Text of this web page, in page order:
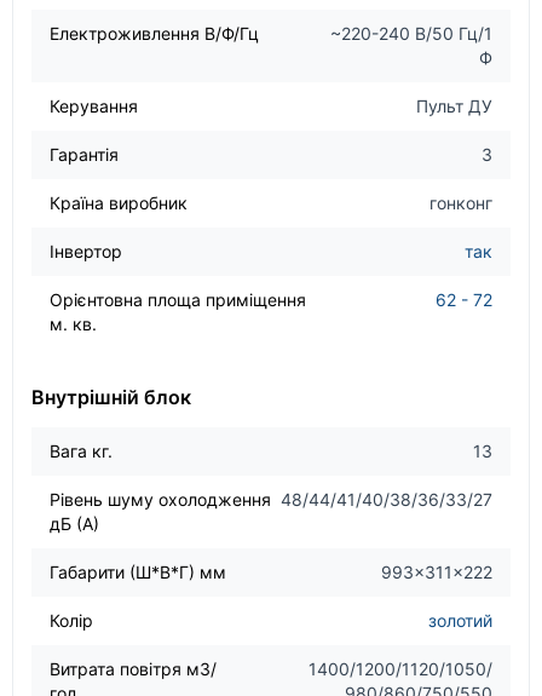
Електроживлення В/Ф/Гц
~220-240 В/50 Гц/1
Ф
Керування Пульт ДУ
Гарантія 3
Країна виробник гонконг
Інвертор так
Орієнтовна площа приміщення
м. кв.
62 - 72
Внутрішній блок
Вага кг. 13
Рівень шуму охолодження
дБ (А)
48/44/41/40/38/36/33/27
Габарити (Ш*В*Г) мм 993×311×222
Колір золотий
Витрата повітря м3/
1400/1200/1120/1050/